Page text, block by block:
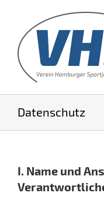
Datenschutz
I. Name und